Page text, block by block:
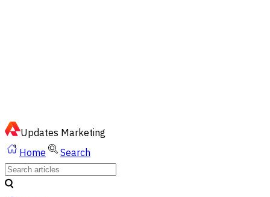
Updates Marketing
Home
Search